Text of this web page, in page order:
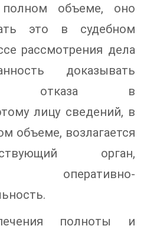
объеме, оно
это в судебном
рассмотрения дела
доказывать
отказа в
лицу сведений, в
объеме, возлагается
орган,
оперативно-
полноты и